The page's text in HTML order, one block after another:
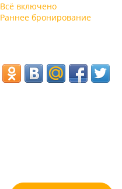
Всё включено
Раннее бронирование